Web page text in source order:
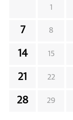
1
7 8
14 15
21 22
28 29